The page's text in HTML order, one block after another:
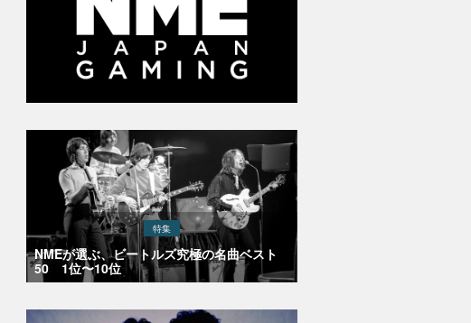
特集
NMEが選ぶ、ビートルズ究極の名曲ベスト
50 1位〜10位